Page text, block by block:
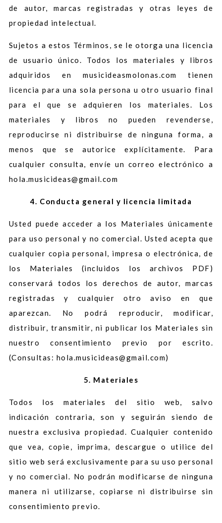
de autor, marcas registradas y otras leyes de
propiedad intelectual.
Sujetos a estos Términos, se le otorga una licencia
de usuario único. Todos los materiales y libros
adquiridos en musicideasmolonas.com tienen
licencia para una sola persona u otro usuario final
para el que se adquieren los materiales. Los
materiales y libros no pueden revenderse,
reproducirse ni distribuirse de ninguna forma, a
menos que se autorice explícitamente. Para
cualquier consulta, envíe un correo electrónico a
hola.musicideas@gmail.com
4. Conducta general y licencia limitada
Usted puede acceder a los Materiales únicamente
para uso personal y no comercial. Usted acepta que
cualquier copia personal, impresa o electrónica, de
los Materiales (incluidos los archivos PDF)
conservará todos los derechos de autor, marcas
registradas y cualquier otro aviso en que
aparezcan. No podrá reproducir, modificar,
distribuir, transmitir, ni publicar los Materiales sin
nuestro consentimiento previo por escrito.
(Consultas: hola.musicideas@gmail.com)
5. Materiales
Todos los materiales del sitio web, salvo
indicación contraria, son y seguirán siendo de
nuestra exclusiva propiedad. Cualquier contenido
que vea, copie, imprima, descargue o utilice del
sitio web será exclusivamente para su uso personal
y no comercial. No podrán modificarse de ninguna
manera ni utilizarse, copiarse ni distribuirse sin
consentimiento previo.